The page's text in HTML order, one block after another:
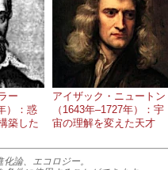
ー
）：惑
築した
アイザック・ニュートン
（1643年–1727年）：宇
宙の理解を変えた天才
論、エコロジー。